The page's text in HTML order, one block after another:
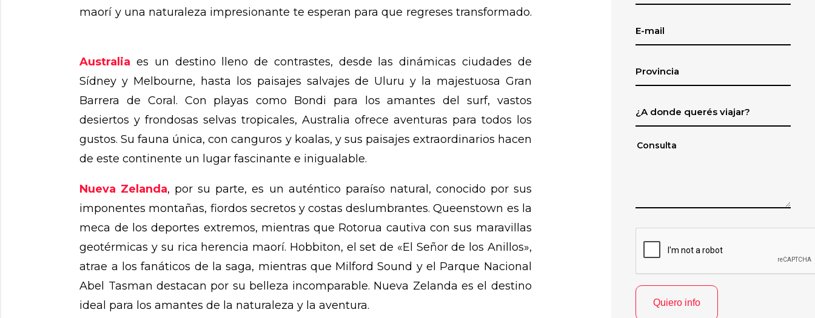
maorí y una naturaleza impresionante te esperan para que regreses transformado.
Australia es un destino lleno de contrastes, desde las dinámicas ciudades de
Sídney y Melbourne, hasta los paisajes salvajes de Uluru y la majestuosa Gran
Barrera de Coral. Con playas como Bondi para los amantes del surf, vastos
desiertos y frondosas selvas tropicales, Australia ofrece aventuras para todos los
gustos. Su fauna única, con canguros y koalas, y sus paisajes extraordinarios hacen
de este continente un lugar fascinante e inigualable.
Nueva Zelanda, por su parte, es un auténtico paraíso natural, conocido por sus
imponentes montañas, fiordos secretos y costas deslumbrantes. Queenstown es la
meca de los deportes extremos, mientras que Rotorua cautiva con sus maravillas
geotérmicas y su rica herencia maorí. Hobbiton, el set de «El Señor de los Anillos»,
atrae a los fanáticos de la saga, mientras que Milford Sound y el Parque Nacional
Abel Tasman destacan por su belleza incomparable. Nueva Zelanda es el destino
ideal para los amantes de la naturaleza y la aventura.